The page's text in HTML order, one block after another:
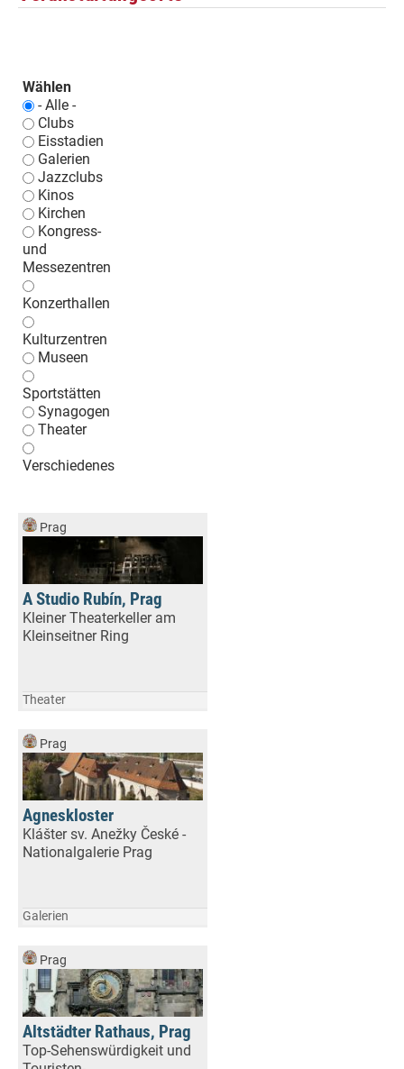
Wählen
- Alle -
Clubs
Eisstadien
Galerien
Jazzclubs
Kinos
Kirchen
Kongress-
und
Messezentren
Konzerthallen
Kulturzentren
Museen
Sportstätten
Synagogen
Theater
Verschiedenes
Prag
A Studio Rubín, Prag
Kleiner Theaterkeller am
Kleinseitner Ring
Theater
Prag
Agneskloster
Klášter sv. Anežky České -
Nationalgalerie Prag
Galerien
Prag
Altstädter Rathaus, Prag
Top-Sehenswürdigkeit und